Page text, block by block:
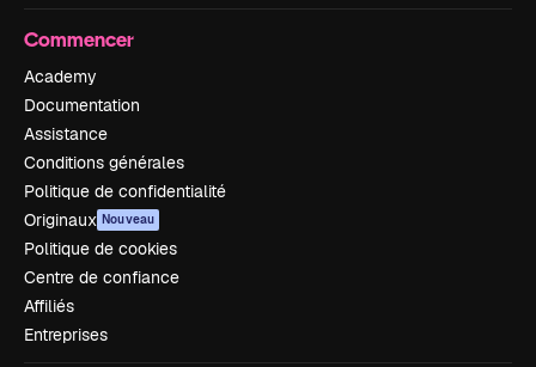
Commencer
Academy
Documentation
Assistance
Conditions générales
Politique de confidentialité
Originaux Nouveau
Politique de cookies
Centre de confiance
Affiliés
Entreprises